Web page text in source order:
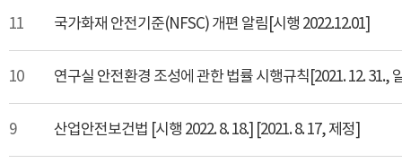
11 국가화재 안전기준(NFSC) 개편 알림[시행 2022.12.01]
10 연구실 안전환경 조성에 관한 법률 시행규칙[2021. 12. 31.,
9 산업안전보건법 [시행 2022. 8. 18.] [2021. 8. 17, 제정]